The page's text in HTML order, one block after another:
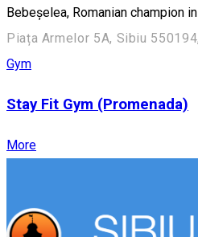
Bebeșelea, Romanian champion
Piața Armelor 5A, Sibiu
Gym
Stay Fit Gym (Promenada)
More